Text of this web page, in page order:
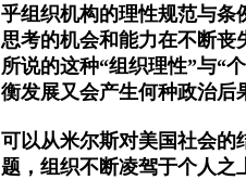
乎组织机构的理性规范与条
思考的机会和能力在不断丧
所说的这种“组织理性”与“
衡发展又会产生何种政治后
可以从米尔斯对美国社会的
题，组织不断凌驾于个人之